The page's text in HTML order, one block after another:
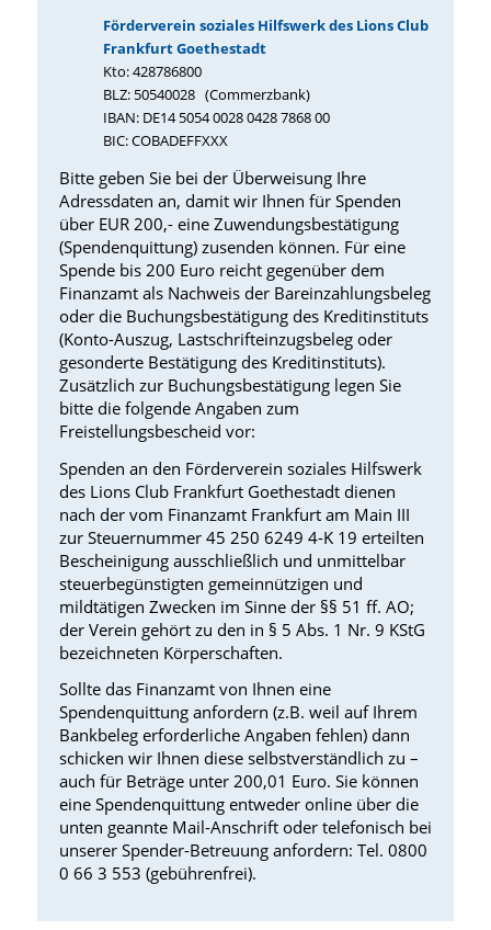
Förderverein soziales Hilfswerk des Lions Club
Frankfurt Goethestadt
Kto: 428786800
BLZ: 50540028 (Commerzbank)
IBAN: DE14 5054 0028 0428 7868 00
BIC: COBADEFFXXX
Bitte geben Sie bei der Überweisung Ihre
Adressdaten an, damit wir Ihnen für Spenden
über EUR 200,- eine Zuwendungsbestätigung
(Spendenquittung) zusenden können. Für eine
Spende bis 200 Euro reicht gegenüber dem
Finanzamt als Nachweis der Bareinzahlungsbeleg
oder die Buchungsbestätigung des Kreditinstituts
(Konto-Auszug, Lastschrifteinzugsbeleg oder
gesonderte Bestätigung des Kreditinstituts).
Zusätzlich zur Buchungsbestätigung legen Sie
bitte die folgende Angaben zum
Freistellungsbescheid vor:
Spenden an den Förderverein soziales Hilfswerk
des Lions Club Frankfurt Goethestadt dienen
nach der vom Finanzamt Frankfurt am Main III
zur Steuernummer 45 250 6249 4-K 19 erteilten
Bescheinigung ausschließlich und unmittelbar
steuerbegünstigten gemeinnützigen und
mildtätigen Zwecken im Sinne der §§ 51 ff. AO;
der Verein gehört zu den in § 5 Abs. 1 Nr. 9 KStG
bezeichneten Körperschaften.
Sollte das Finanzamt von Ihnen eine
Spendenquittung anfordern (z.B. weil auf Ihrem
Bankbeleg erforderliche Angaben fehlen) dann
schicken wir Ihnen diese selbstverständlich zu –
auch für Beträge unter 200,01 Euro. Sie können
eine Spendenquittung entweder online über die
unten geannte Mail-Anschrift oder telefonisch bei
unserer Spender-Betreuung anfordern: Tel. 0800
0 66 3 553 (gebührenfrei).